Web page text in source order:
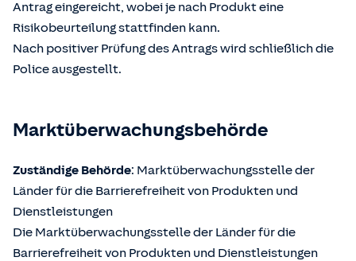
Antrag eingereicht, wobei je nach Produkt eine
Risikobeurteilung stattfinden kann.
Nach positiver Prüfung des Antrags wird schließlich die
Police ausgestellt.
Marktüberwachungsbehörde
Zuständige Behörde: Marktüberwachungsstelle der
Länder für die Barrierefreiheit von Produkten und
Dienstleistungen
Die Marktüberwachungsstelle der Länder für die
Barrierefreiheit von Produkten und Dienstleistungen